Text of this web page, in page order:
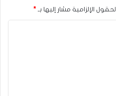
الحقول الإلزامية مشار إليها بـ *